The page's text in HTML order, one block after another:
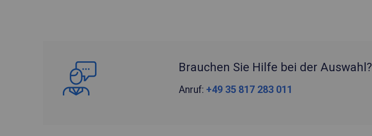
Brauchen Sie Hilfe bei der Auswahl?
Anruf: +49 35 817 283 011